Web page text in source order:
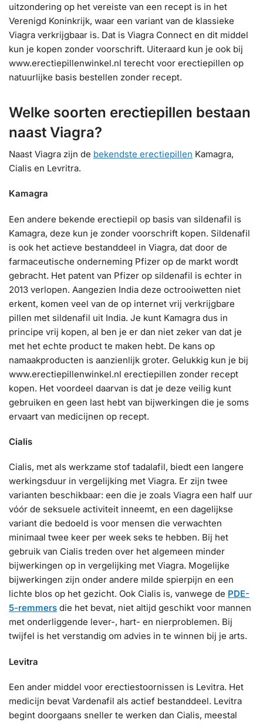
uitzondering op het vereiste van een recept is in het
Verenigd Koninkrijk, waar een variant van de klassieke
Viagra verkrijgbaar is. Dat is Viagra Connect en dit middel
kun je kopen zonder voorschrift. Uiteraard kun je ook bij
www.erectiepillenwinkel.nl terecht voor erectiepillen op
natuurlijke basis bestellen zonder recept.
Welke soorten erectiepillen bestaan
naast Viagra?
Naast Viagra zijn de bekendste erectiepillen Kamagra,
Cialis en Levritra.
Kamagra
Een andere bekende erectiepil op basis van sildenafil is
Kamagra, deze kun je zonder voorschrift kopen. Sildenafil
is ook het actieve bestanddeel in Viagra, dat door de
farmaceutische onderneming Pfizer op de markt wordt
gebracht. Het patent van Pfizer op sildenafil is echter in
2013 verlopen. Aangezien India deze octrooiwetten niet
erkent, komen veel van de op internet vrij verkrijgbare
pillen met sildenafil uit India. Je kunt Kamagra dus in
principe vrij kopen, al ben je er dan niet zeker van dat je
met het echte product te maken hebt. De kans op
namaakproducten is aanzienlijk groter. Gelukkig kun je bij
www.erectiepillenwinkel.nl erectiepillen zonder recept
kopen. Het voordeel daarvan is dat je deze veilig kunt
gebruiken en geen last hebt van bijwerkingen die je soms
ervaart van medicijnen op recept.
Cialis
Cialis, met als werkzame stof tadalafil, biedt een langere
werkingsduur in vergelijking met Viagra. Er zijn twee
varianten beschikbaar: een die je zoals Viagra een half uur
vóór de seksuele activiteit inneemt, en een dagelijkse
variant die bedoeld is voor mensen die verwachten
minimaal twee keer per week seks te hebben. Bij het
gebruik van Cialis treden over het algemeen minder
bijwerkingen op in vergelijking met Viagra. Mogelijke
bijwerkingen zijn onder andere milde spierpijn en een
lichte blos op het gezicht. Ook Cialis is, vanwege de PDE-
5-remmers die het bevat, niet altijd geschikt voor mannen
met onderliggende lever-, hart- en nierproblemen. Bij
twijfel is het verstandig om advies in te winnen bij je arts.
Levitra
Een ander middel voor erectiestoornissen is Levitra. Het
medicijn bevat Vardenafil als actief bestanddeel. Levitra
begint doorgaans sneller te werken dan Cialis, meestal